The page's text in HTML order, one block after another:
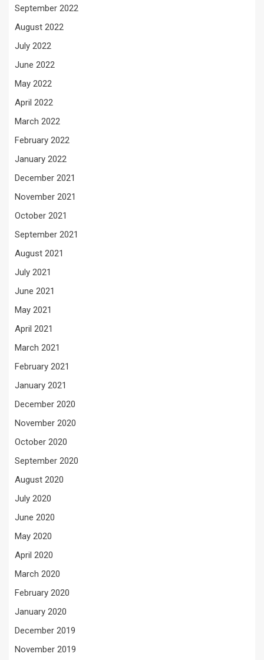
September 2022
August 2022
July 2022
June 2022
May 2022
April 2022
March 2022
February 2022
January 2022
December 2021
November 2021
October 2021
September 2021
August 2021
July 2021
June 2021
May 2021
April 2021
March 2021
February 2021
January 2021
December 2020
November 2020
October 2020
September 2020
August 2020
July 2020
June 2020
May 2020
April 2020
March 2020
February 2020
January 2020
December 2019
November 2019